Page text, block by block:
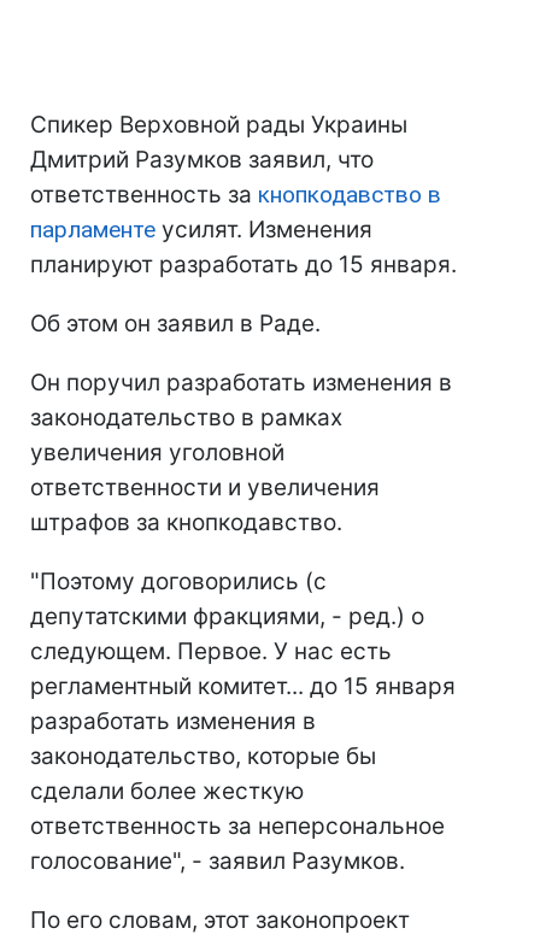
Спикер Верховной рады Украины
Дмитрий Разумков заявил, что
ответственность за кнопкодавство в
парламенте усилят. Изменения
планируют разработать до 15 января.
Об этом он заявил в Раде.
Он поручил разработать изменения в
законодательство в рамках
увеличения уголовной
ответственности и увеличения
штрафов за кнопкодавство.
"Поэтому договорились (с
депутатскими фракциями, - ред.) о
следующем. Первое. У нас есть
регламентный комитет... до 15 января
разработать изменения в
законодательство, которые бы
сделали более жесткую
ответственность за неперсональное
голосование", - заявил Разумков.
По его словам, этот законопроект